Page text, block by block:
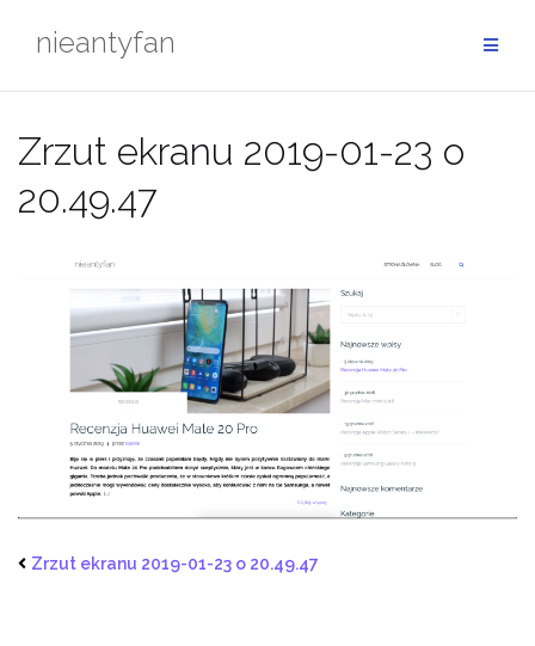
nieantyfan
Zrzut ekranu 2019-01-23 o
20.49.47
Zrzut ekranu 2019-01-23 o 20.49.47